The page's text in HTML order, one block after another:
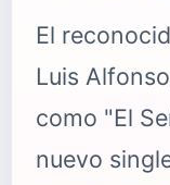
El
Luis
como "El
nuevo